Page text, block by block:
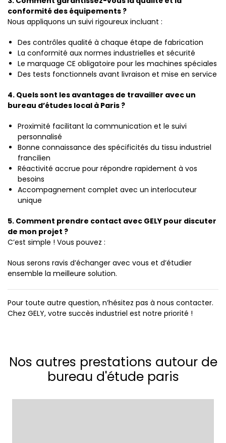
conformité des équipements ?
Nous appliquons un suivi rigoureux incluant :
Des contrôles qualité à chaque étape de fabrication
La conformité aux normes industrielles et sécurité
Le marquage CE obligatoire pour les machines spéciales
Des tests fonctionnels avant livraison et mise en service
4. Quels sont les avantages de travailler avec un
bureau d’études local à Paris ?
Proximité facilitant la communication et le suivi
personnalisé
Bonne connaissance des spécificités du tissu industriel
francilien
Réactivité accrue pour répondre rapidement à vos
besoins
Accompagnement complet avec un interlocuteur
unique
5. Comment prendre contact avec GELY pour discuter
de mon projet ?
C’est simple ! Vous pouvez :
Nous serons ravis d’échanger avec vous et d’étudier
ensemble la meilleure solution.
Pour toute autre question, n’hésitez pas à nous contacter.
Chez GELY, votre succès industriel est notre priorité !
Nos autres prestations autour de
bureau d'étude paris